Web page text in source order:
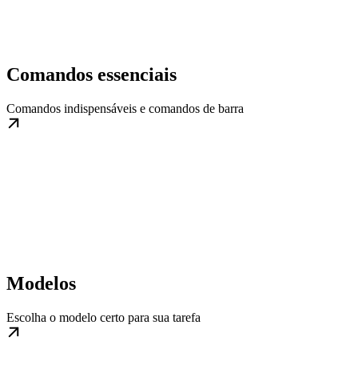
Comandos essenciais
Comandos indispensáveis e comandos de barra
Modelos
Escolha o modelo certo para sua tarefa